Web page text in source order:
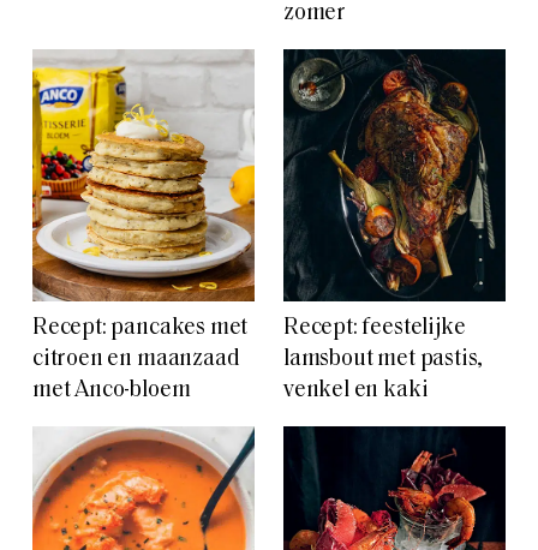
zomer
Recept: pancakes met
citroen en maanzaad
met Anco-bloem
Recept: feestelijke
lamsbout met pastis,
venkel en kaki